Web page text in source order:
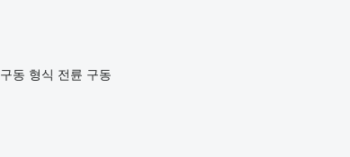
구동 형식 전륜 구동